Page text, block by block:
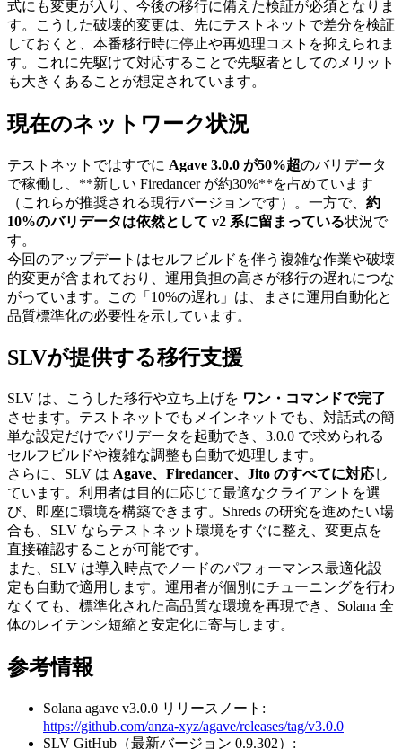
式にも変更が入り、今後の移行に備えた検証が必須となりま
す。こうした破壊的変更は、先にテストネットで差分を検証
しておくと、本番移行時に停止や再処理コストを抑えられま
す。これに先駆けて対応することで先駆者としてのメリット
も大きくあることが想定されています。
現在のネットワーク状況
テストネットではすでに Agave 3.0.0 が50%超のバリデータ
で稼働し、**新しい Firedancer が約30%**を占めています
（これらが推奨される現行バージョンです）。一方で、 約
10%のバリデータは依然として v2 系に留まっている状況で
す。
今回のアップデートはセルフビルドを伴う複雑な作業や破壊
的変更が含まれており、運用負担の高さが移行の遅れにつな
がっています。この「10%の遅れ」は、まさに運用自動化と
品質標準化の必要性を示しています。
SLVが提供する移行支援
SLV は、こうした移行や立ち上げを ワン・コマンドで完了
させます。テストネットでもメインネットでも、対話式の簡
単な設定だけでバリデータを起動でき、3.0.0 で求められる
セルフビルドや複雑な調整も自動で処理します。
さらに、SLV は Agave、Firedancer、Jito のすべてに対応し
ています。利用者は目的に応じて最適なクライアントを選
び、即座に環境を構築できます。Shreds の研究を進めたい場
合も、SLV ならテストネット環境をすぐに整え、変更点を
直接確認することが可能です。
また、SLV は導入時点でノードのパフォーマンス最適化設
定も自動で適用します。運用者が個別にチューニングを行わ
なくても、標準化された高品質な環境を再現でき、Solana 全
体のレイテンシ短縮と安定化に寄与します。
参考情報
Solana agave v3.0.0 リリースノート:
https://github.com/anza-xyz/agave/releases/tag/v3.0.0
SLV GitHub（最新バージョン 0.9.302）: